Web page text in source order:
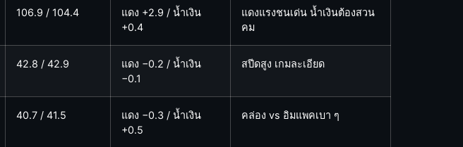
106.9 / 104.4
แดง +2.9 / น้ำเงิน
+0.4
แดงแรงชนเด่น น้ำเงินต้องสวน
คม
42.8 / 42.9
แดง −0.2 / น้ำเงิน
−0.1
สปีดสูง เกมละเอียด
40.7 / 41.5
แดง −0.3 / น้ำเงิน
+0.5
คล่อง vs อิมแพคเบา ๆ